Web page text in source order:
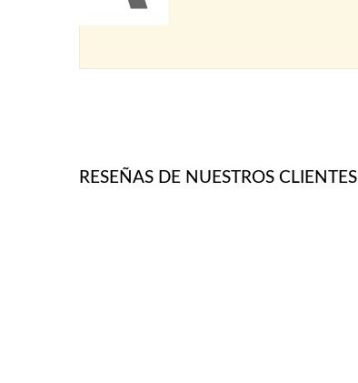
RESEÑAS DE NUESTROS CLIENTES